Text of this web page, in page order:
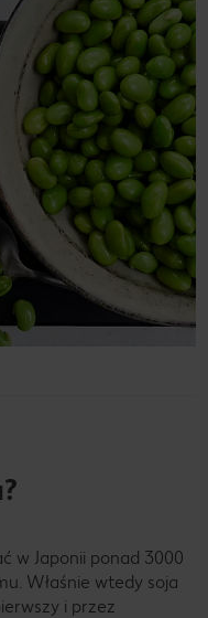
w Japonii ponad 3000
Właśnie wtedy soja
i przez